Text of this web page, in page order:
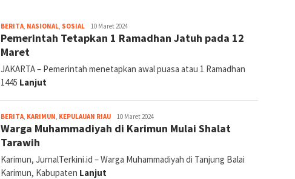
BERITA, NASIONAL, SOSIALjurnal
10 Maret 2024
Pemerintah Tetapkan 1 Ramadhan Jatuh pada 12
Maret
JAKARTA – Pemerintah menetapkan awal puasa atau 1 Ramadhan
1445 Lanjut
BERITA, KARIMUN, KEPULAUAN RIAUjurnal
10 Maret 2024
Warga Muhammadiyah di Karimun Mulai Shalat
Tarawih
Karimun, JurnalTerkini.id – Warga Muhammadiyah di Tanjung Balai
Karimun, Kabupaten Lanjut